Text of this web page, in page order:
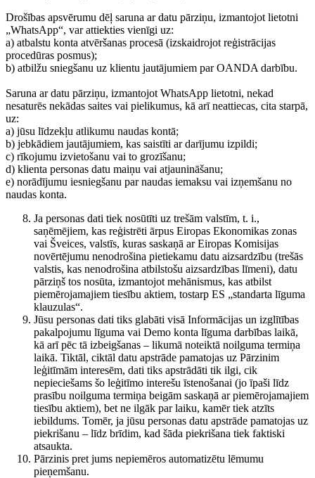
Drošības apsvērumu dēļ saruna ar datu pārziņu, izmantojot lietotni
„WhatsApp“, var attiekties vienīgi uz:
a) atbalstu konta atvēršanas procesā (izskaidrojot reģistrācijas
procedūras posmus);
b) atbilžu sniegšanu uz klientu jautājumiem par OANDA darbību.
Saruna ar datu pārziņu, izmantojot WhatsApp lietotni, nekad
nesaturēs nekādas saites vai pielikumus, kā arī neattiecas, cita starpā,
uz:
a) jūsu līdzekļu atlikumu naudas kontā;
b) jebkādiem jautājumiem, kas saistīti ar darījumu izpildi;
c) rīkojumu izvietošanu vai to grozīšanu;
d) klienta personas datu maiņu vai atjaunināšanu;
e) norādījumu iesniegšanu par naudas iemaksu vai izņemšanu no
naudas konta.
Ja personas dati tiek nosūtīti uz trešām valstīm, t. i.,
saņēmējiem, kas reģistrēti ārpus Eiropas Ekonomikas zonas
vai Šveices, valstīs, kuras saskaņā ar Eiropas Komisijas
novērtējumu nenodrošina pietiekamu datu aizsardzību (trešās
valstis, kas nenodrošina atbilstošu aizsardzības līmeni), datu
pārziņš tos nosūta, izmantojot mehānismus, kas atbilst
piemērojamajiem tiesību aktiem, tostarp ES „standarta līguma
klauzulas“.
Jūsu personas dati tiks glabāti visā Informācijas un izglītības
pakalpojumu līguma vai Demo konta līguma darbības laikā,
kā arī pēc tā izbeigšanas – likumā noteiktā noilguma termiņa
laikā. Tiktāl, ciktāl datu apstrāde pamatojas uz Pārzinim
leģitīmām interesēm, dati tiks apstrādāti tik ilgi, cik
nepieciešams šo leģitīmo interešu īstenošanai (jo īpaši līdz
prasību noilguma termiņa beigām saskaņā ar piemērojamajiem
tiesību aktiem), bet ne ilgāk par laiku, kamēr tiek atzīts
iebildums. Tomēr, ja jūsu personas datu apstrāde pamatojas uz
piekrišanu – līdz brīdim, kad šāda piekrišana tiek faktiski
atsaukta.
Pārzinis pret jums nepiemēros automatizētu lēmumu
pieņemšanu.